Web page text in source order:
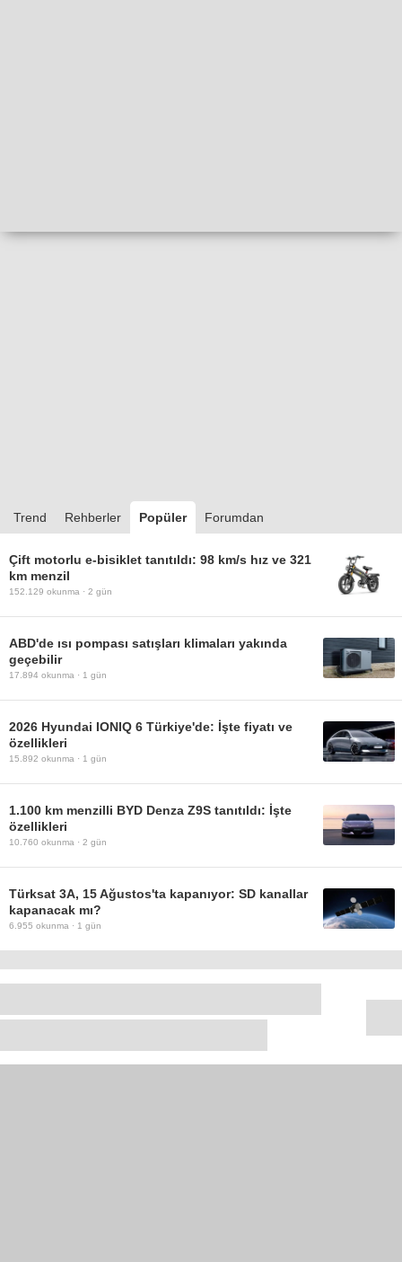
Trend Rehberler Popüler Forumdan
Çift motorlu e-bisiklet tanıtıldı: 98 km/s hız ve 321
km menzil
152.129 okunma · 2 gün
ABD'de ısı pompası satışları klimaları yakında
geçebilir
17.894 okunma · 1 gün
2026 Hyundai IONIQ 6 Türkiye'de: İşte fiyatı ve
özellikleri
15.892 okunma · 1 gün
1.100 km menzilli BYD Denza Z9S tanıtıldı: İşte
özellikleri
10.760 okunma · 2 gün
Türksat 3A, 15 Ağustos'ta kapanıyor: SD kanallar
kapanacak mı?
6.955 okunma · 1 gün